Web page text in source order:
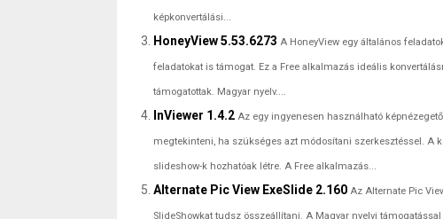
képkonvertálási...
HoneyView 5.53.6273 A HoneyView egy általános
feladatokat is támogat. Ez a Free alkalmazás ideális
támogatottak. Magyar nyelv....
InViewer 1.4.2 Az egy ingyenesen használható
megtekinteni, ha szükséges azt módosítani szerkesztéssel. A
slideshow-k hozhatóak létre. A Free alkalmazás...
Alternate Pic View ExeSlide 2.160 Az Alternate Pic
SlideShowkat tudsz összeállítani. A Magyar nyelvi